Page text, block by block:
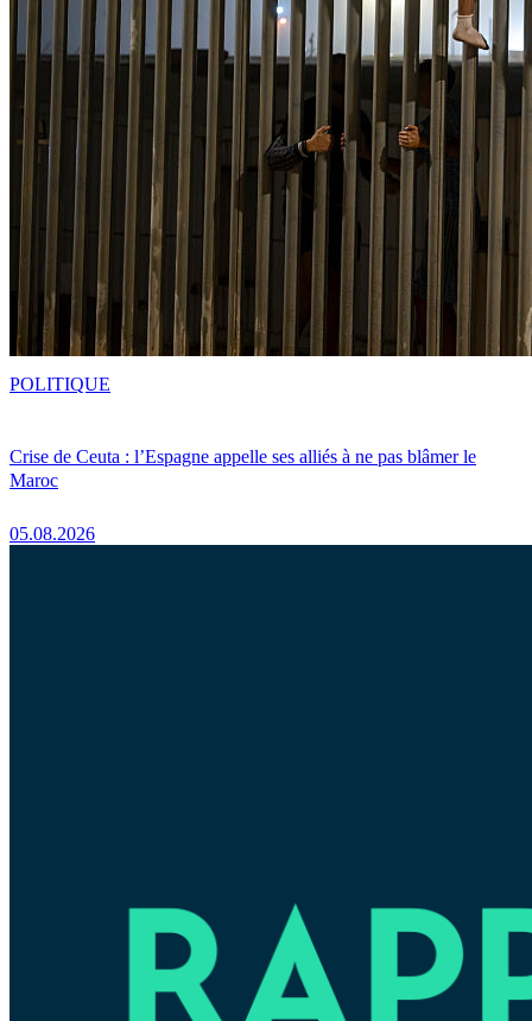
Crise de Ceuta : l’Espagne appelle ses alliés à ne pas blâmer le
Maroc
05.08.2026
POLITIQUE